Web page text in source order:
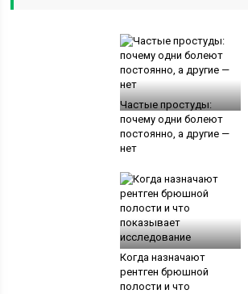
Частые простуды:
почему одни болеют
постоянно, а другие —
нет
Когда назначают
рентген брюшной
полости и что